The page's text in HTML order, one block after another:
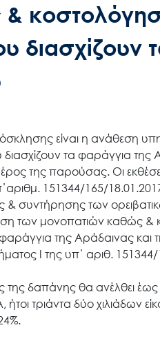
διασχίζουν
είναι η ανάθεση
τα φαράγγια
της παρούσας. Οι
151344/165/
& συντήρησης των
των μονοπατιών καθώς
της Αράδαινας και
I της υπ΄ αριθ.
δαπάνης θα ανέλθει έως
τριάντα δύο χιλιάδων